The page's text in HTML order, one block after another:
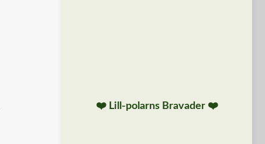
❤️ Lill-polarns Bravader ❤️